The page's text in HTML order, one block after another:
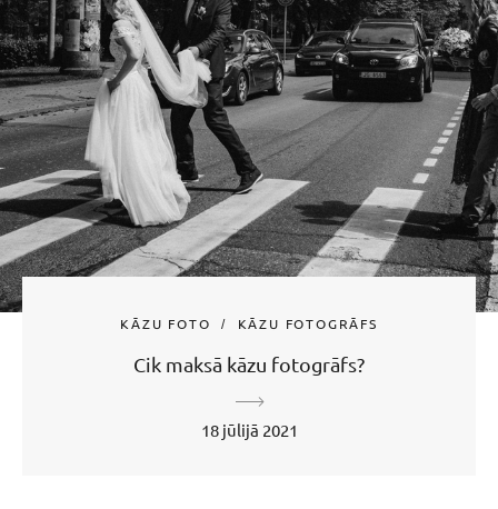
KĀZU FOTO KĀZU FOTOGRĀFS
Cik maksā kāzu fotogrāfs?
18 jūlijā 2021